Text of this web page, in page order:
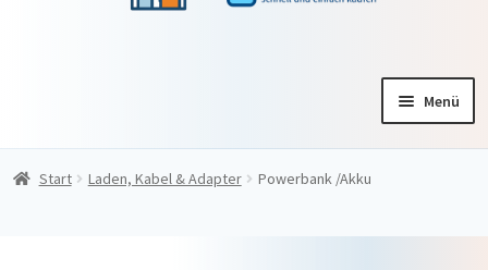
Menü
Startseite
Start Laden, Kabel & Adapter Powerbank /Akku